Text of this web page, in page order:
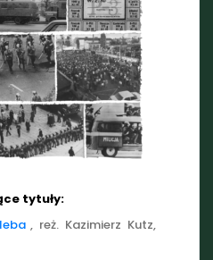
tytuły:
, reż. Kazimierz Kutz,